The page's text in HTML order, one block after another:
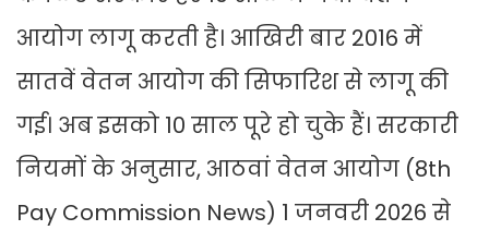
आयोग लागू करती है। आखिरी बार 2016 में
सातवें वेतन आयोग की सिफारिश से लागू की
गई। अब इसको 10 साल पूरे हो चुके हैं। सरकारी
नियमों के अनुसार, आठवां वेतन आयोग (8th
Pay Commission News) 1 जनवरी 2026 से